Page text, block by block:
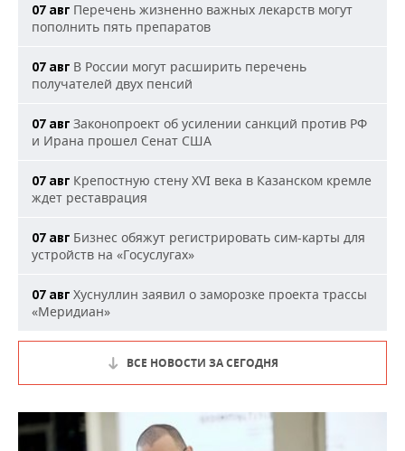
07 авг Перечень жизненно важных лекарств могут
пополнить пять препаратов
07 авг В России могут расширить перечень
получателей двух пенсий
07 авг Законопроект об усилении санкций против РФ
и Ирана прошел Сенат США
07 авг Крепостную стену XVI века в Казанском кремле
ждет реставрация
07 авг Бизнес обяжут регистрировать сим-карты для
устройств на «Госуслугах»
07 авг Хуснуллин заявил о заморозке проекта трассы
«Меридиан»
ВСЕ НОВОСТИ ЗА СЕГОДНЯ